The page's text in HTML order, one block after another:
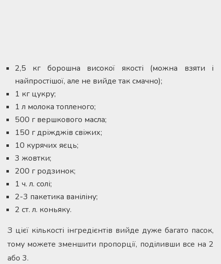
2,5 кг борошна високої якості (можна взяти і
найпростішої, але не вийде так смачно);
1 кг цукру;
1 л молока топленого;
500 г вершкового масла;
150 г дріжджів свіжих;
10 курячих яєць;
3 жовтки;
200 г родзинок;
1 ч. л. солі;
2-3 пакетика ваніліну;
2 ст. л. коньяку.
З цієї кількості інгредієнтів вийде дуже багато пасок,
тому можете зменшити пропорції, поділивши все на 2
або 3.